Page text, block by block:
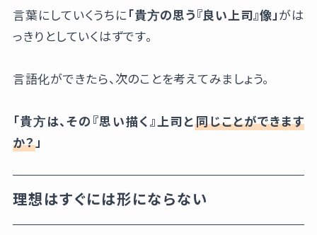
言葉にしていくうちに 「貴方の思う『良い上司』像」 がは
っきりとしていくはずです。
言語化ができたら、次のことを考えてみましょう。
「貴方は、その『思い描く』上司と同じことができます
か？ 」
理想はすぐには形にならない